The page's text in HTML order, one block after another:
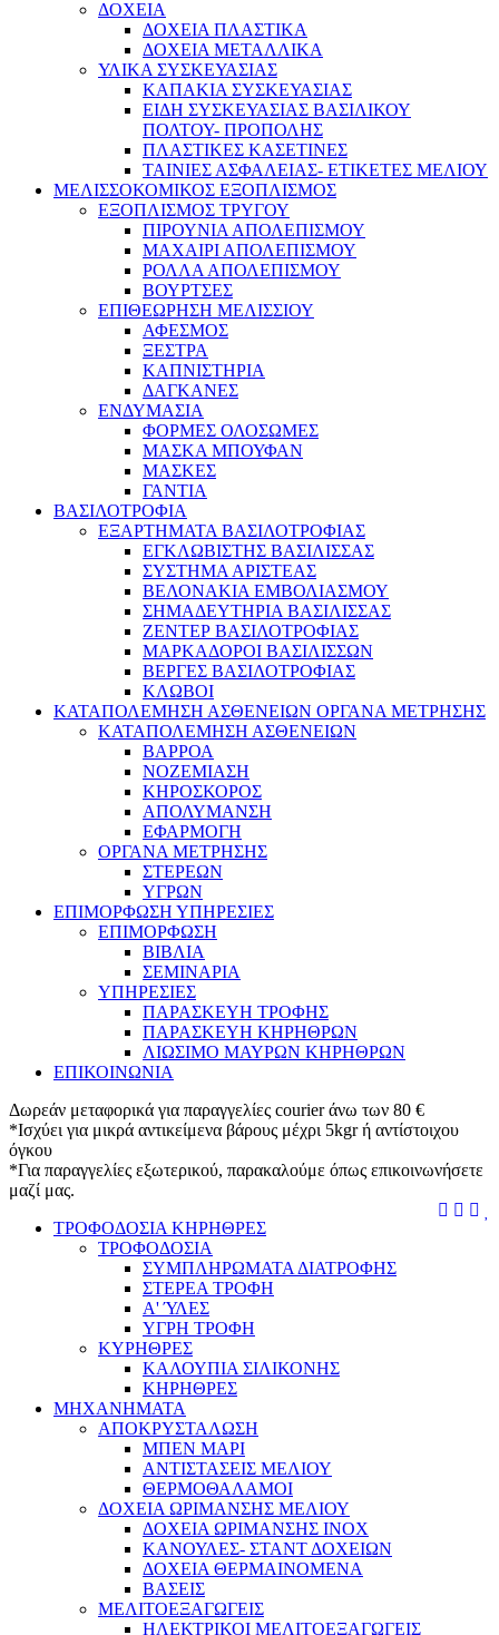
ΔΟΧΕΙΑ
ΔΟΧΕΙΑ ΠΛΑΣΤΙΚΑ
ΔΟΧΕΙΑ ΜΕΤΑΛΛΙΚΑ
ΥΛΙΚΑ ΣΥΣΚΕΥΑΣΙΑΣ
ΚΑΠΑΚΙΑ ΣΥΣΚΕΥΑΣΙΑΣ
ΕΙΔΗ ΣΥΣΚΕΥΑΣΙΑΣ ΒΑΣΙΛΙΚΟΥ
ΠΟΛΤΟΥ- ΠΡΟΠΟΛΗΣ
ΠΛΑΣΤΙΚΕΣ ΚΑΣΕΤΙΝΕΣ
ΤΑΙΝΙΕΣ ΑΣΦΑΛΕΙΑΣ- ΕΤΙΚΕΤΕΣ ΜΕΛΙΟΥ
ΜΕΛΙΣΣΟΚΟΜΙΚΟΣ ΕΞΟΠΛΙΣΜΟΣ
ΕΞΟΠΛΙΣΜΟΣ ΤΡΥΓΟΥ
ΠΙΡΟΥΝΙΑ ΑΠΟΛΕΠΙΣΜΟΥ
ΜΑΧΑΙΡΙ ΑΠΟΛΕΠΙΣΜΟΥ
ΡΟΛΛΑ ΑΠΟΛΕΠΙΣΜΟΥ
ΒΟΥΡΤΣΕΣ
ΕΠΙΘΕΩΡΗΣΗ ΜΕΛΙΣΣΙΟΥ
ΑΦΕΣΜΟΣ
ΞΕΣΤΡΑ
ΚΑΠΝΙΣΤΗΡΙΑ
ΔΑΓΚΑΝΕΣ
ΕΝΔΥΜΑΣΙΑ
ΦΟΡΜΕΣ ΟΛΟΣΩΜΕΣ
ΜΑΣΚΑ ΜΠΟΥΦΑΝ
ΜΑΣΚΕΣ
ΓΑΝΤΙΑ
ΒΑΣΙΛΟΤΡΟΦΙΑ
ΕΞΑΡΤΗΜΑΤΑ ΒΑΣΙΛΟΤΡΟΦΙΑΣ
ΕΓΚΛΩΒΙΣΤΗΣ ΒΑΣΙΛΙΣΣΑΣ
ΣΥΣΤΗΜΑ ΑΡΙΣΤΕΑΣ
ΒΕΛΟΝΑΚΙΑ ΕΜΒΟΛΙΑΣΜΟΥ
ΣΗΜΑΔΕΥΤΗΡΙΑ ΒΑΣΙΛΙΣΣΑΣ
ΖΕΝΤΕΡ ΒΑΣΙΛΟΤΡΟΦΙΑΣ
ΜΑΡΚΑΔΟΡΟΙ ΒΑΣΙΛΙΣΣΩΝ
ΒΕΡΓΕΣ ΒΑΣΙΛΟΤΡΟΦΙΑΣ
ΚΛΩΒΟΙ
ΚΑΤΑΠΟΛΕΜΗΣΗ ΑΣΘΕΝΕΙΩΝ ΟΡΓΑΝΑ ΜΕΤΡΗΣΗΣ
ΚΑΤΑΠΟΛΕΜΗΣΗ ΑΣΘΕΝΕΙΩΝ
ΒΑΡΡΟΑ
ΝΟΖΕΜΙΑΣΗ
ΚΗΡΟΣΚΟΡΟΣ
ΑΠΟΛΥΜΑΝΣΗ
ΕΦΑΡΜΟΓΗ
ΟΡΓΑΝΑ ΜΕΤΡΗΣΗΣ
ΣΤΕΡΕΩΝ
ΥΓΡΩΝ
ΕΠΙΜΟΡΦΩΣΗ ΥΠΗΡΕΣΙΕΣ
ΕΠΙΜΟΡΦΩΣΗ
ΒΙΒΛΙΑ
ΣΕΜΙΝΑΡΙΑ
ΥΠΗΡΕΣΙΕΣ
ΠΑΡΑΣΚΕΥΗ ΤΡΟΦΗΣ
ΠΑΡΑΣΚΕΥΗ ΚΗΡΗΘΡΩΝ
ΛΙΩΣΙΜΟ ΜΑΥΡΩΝ ΚΗΡΗΘΡΩΝ
ΕΠΙΚΟΙΝΩΝΙΑ
Δωρεάν μεταφορικά για παραγγελίες courier άνω των 80 €
*Ισχύει για μικρά αντικείμενα βάρους μέχρι 5kgr ή αντίστοιχου
όγκου
*Για παραγγελίες εξωτερικού, παρακαλούμε όπως επικοινωνήσετε
μαζί μας.
search
cart
ΤΡΟΦΟΔΟΣΙΑ ΚΗΡΗΘΡΕΣ
ΤΡΟΦΟΔΟΣΙΑ
ΣΥΜΠΛΗΡΩΜΑΤΑ ΔΙΑΤΡΟΦΗΣ
ΣΤΕΡΕΑ ΤΡΟΦΗ
Α' ΎΛΕΣ
ΥΓΡΗ ΤΡΟΦΗ
ΚΥΡΗΘΡΕΣ
ΚΑΛΟΥΠΙΑ ΣΙΛΙΚΟΝΗΣ
ΚΗΡΗΘΡΕΣ
ΜΗΧΑΝΗΜΑΤΑ
ΑΠΟΚΡΥΣΤΑΛΩΣΗ
ΜΠΕΝ ΜΑΡΙ
ΑΝΤΙΣΤΑΣΕΙΣ ΜΕΛΙΟΥ
ΘΕΡΜΟΘΑΛΑΜΟΙ
ΔΟΧΕΙΑ ΩΡΙΜΑΝΣΗΣ ΜΕΛΙΟΥ
ΔΟΧΕΙΑ ΩΡΙΜΑΝΣΗΣ INOX
ΚΑΝΟΥΛΕΣ- ΣΤΑΝΤ ΔΟΧΕΙΩΝ
ΔΟΧΕΙΑ ΘΕΡΜΑΙΝΟΜΕΝΑ
ΒΑΣΕΙΣ
ΜΕΛΙΤΟΕΞΑΓΩΓΕΙΣ
ΗΛΕΚΤΡΙΚΟΙ ΜΕΛΙΤΟΕΞΑΓΩΓΕΙΣ